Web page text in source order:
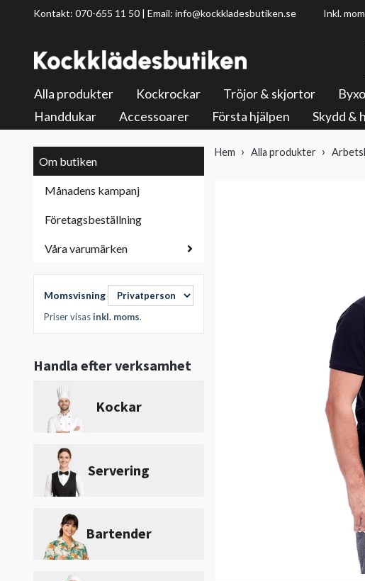
Kontakt: 070-655 11 50 | Email: info@kockkladesbutiken.se Inkl.
Alla produkter Kockrockar Tröjor & skjortor
Handdukar
Accessoarer Första hjälpen Skydd &
Om butiken
Månadens kampanj
Företagsbeställning
Våra varumärken
Momsvisning
Priser visasinkl. moms.
Handla efter verksamhet
Kockar
Servering
Bartender
Hem Alla produkter